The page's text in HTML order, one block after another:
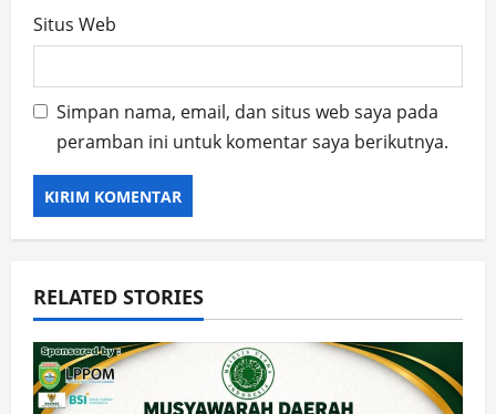
Situs Web
Simpan nama, email, dan situs web saya pada
peramban ini untuk komentar saya berikutnya.
RELATED STORIES